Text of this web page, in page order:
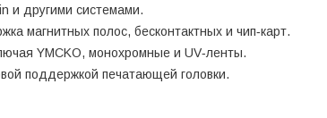
и другими системами.
магнитных полос, бесконтактных и чип‑карт.
YMCKO, монохромные и UV‑ленты.
поддержкой печатающей головки.